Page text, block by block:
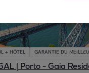
+ HÔTEL GARANTIE DU
| Porto - Gaia